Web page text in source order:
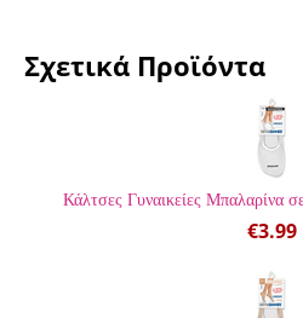
Σχετικά Προϊόντα
Κάλτσες Γυναικείες Μπαλαρίνα
€3.99